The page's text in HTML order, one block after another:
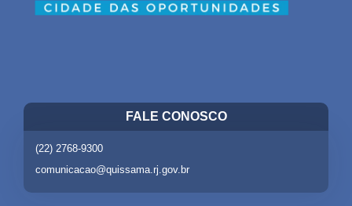
FALE CONOSCO
(22) 2768-9300
comunicacao@quissama.rj.gov.br